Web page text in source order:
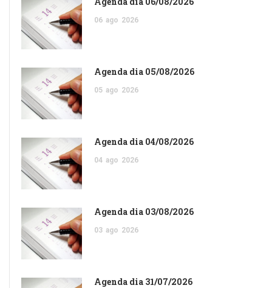
06 ago 2026
Agenda dia 05/08/2026
05 ago 2026
Agenda dia 04/08/2026
04 ago 2026
Agenda dia 03/08/2026
03 ago 2026
Agenda dia 31/07/2026